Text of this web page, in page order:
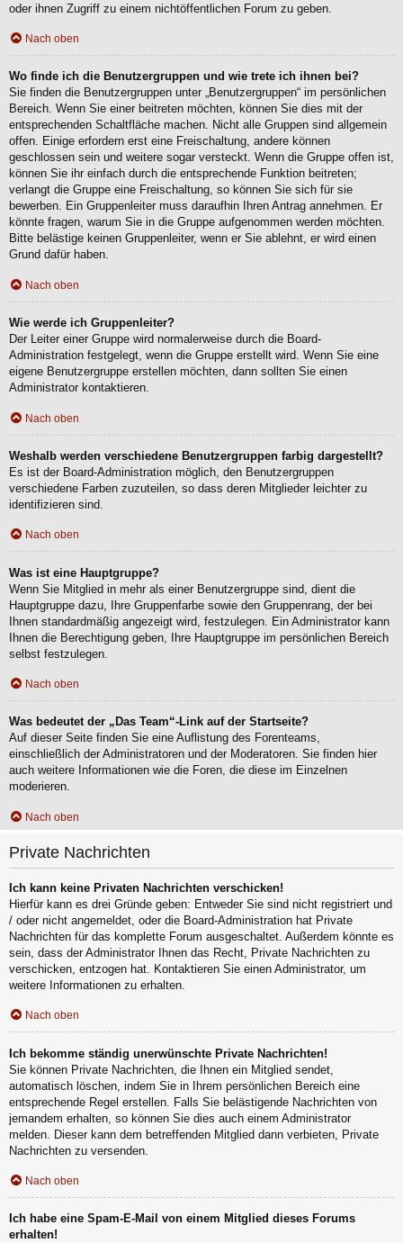
oder ihnen Zugriff zu einem nichtöffentlichen Forum zu geben.
Nach oben
Wo finde ich die Benutzergruppen und wie trete ich ihnen bei?
Sie finden die Benutzergruppen unter „Benutzergruppen“ im persönlichen
Bereich. Wenn Sie einer beitreten möchten, können Sie dies mit der
entsprechenden Schaltfläche machen. Nicht alle Gruppen sind allgemein
offen. Einige erfordern erst eine Freischaltung, andere können
geschlossen sein und weitere sogar versteckt. Wenn die Gruppe offen ist,
können Sie ihr einfach durch die entsprechende Funktion beitreten;
verlangt die Gruppe eine Freischaltung, so können Sie sich für sie
bewerben. Ein Gruppenleiter muss daraufhin Ihren Antrag annehmen. Er
könnte fragen, warum Sie in die Gruppe aufgenommen werden möchten.
Bitte belästige keinen Gruppenleiter, wenn er Sie ablehnt, er wird einen
Grund dafür haben.
Nach oben
Wie werde ich Gruppenleiter?
Der Leiter einer Gruppe wird normalerweise durch die Board-
Administration festgelegt, wenn die Gruppe erstellt wird. Wenn Sie eine
eigene Benutzergruppe erstellen möchten, dann sollten Sie einen
Administrator kontaktieren.
Nach oben
Weshalb werden verschiedene Benutzergruppen farbig dargestellt?
Es ist der Board-Administration möglich, den Benutzergruppen
verschiedene Farben zuzuteilen, so dass deren Mitglieder leichter zu
identifizieren sind.
Nach oben
Was ist eine Hauptgruppe?
Wenn Sie Mitglied in mehr als einer Benutzergruppe sind, dient die
Hauptgruppe dazu, Ihre Gruppenfarbe sowie den Gruppenrang, der bei
Ihnen standardmäßig angezeigt wird, festzulegen. Ein Administrator kann
Ihnen die Berechtigung geben, Ihre Hauptgruppe im persönlichen Bereich
selbst festzulegen.
Nach oben
Was bedeutet der „Das Team“-Link auf der Startseite?
Auf dieser Seite finden Sie eine Auflistung des Forenteams,
einschließlich der Administratoren und der Moderatoren. Sie finden hier
auch weitere Informationen wie die Foren, die diese im Einzelnen
moderieren.
Nach oben
Private Nachrichten
Ich kann keine Privaten Nachrichten verschicken!
Hierfür kann es drei Gründe geben: Entweder Sie sind nicht registriert und
/ oder nicht angemeldet, oder die Board-Administration hat Private
Nachrichten für das komplette Forum ausgeschaltet. Außerdem könnte es
sein, dass der Administrator Ihnen das Recht, Private Nachrichten zu
verschicken, entzogen hat. Kontaktieren Sie einen Administrator, um
weitere Informationen zu erhalten.
Nach oben
Ich bekomme ständig unerwünschte Private Nachrichten!
Sie können Private Nachrichten, die Ihnen ein Mitglied sendet,
automatisch löschen, indem Sie in Ihrem persönlichen Bereich eine
entsprechende Regel erstellen. Falls Sie belästigende Nachrichten von
jemandem erhalten, so können Sie dies auch einem Administrator
melden. Dieser kann dem betreffenden Mitglied dann verbieten, Private
Nachrichten zu versenden.
Nach oben
Ich habe eine Spam-E-Mail von einem Mitglied dieses Forums
erhalten!